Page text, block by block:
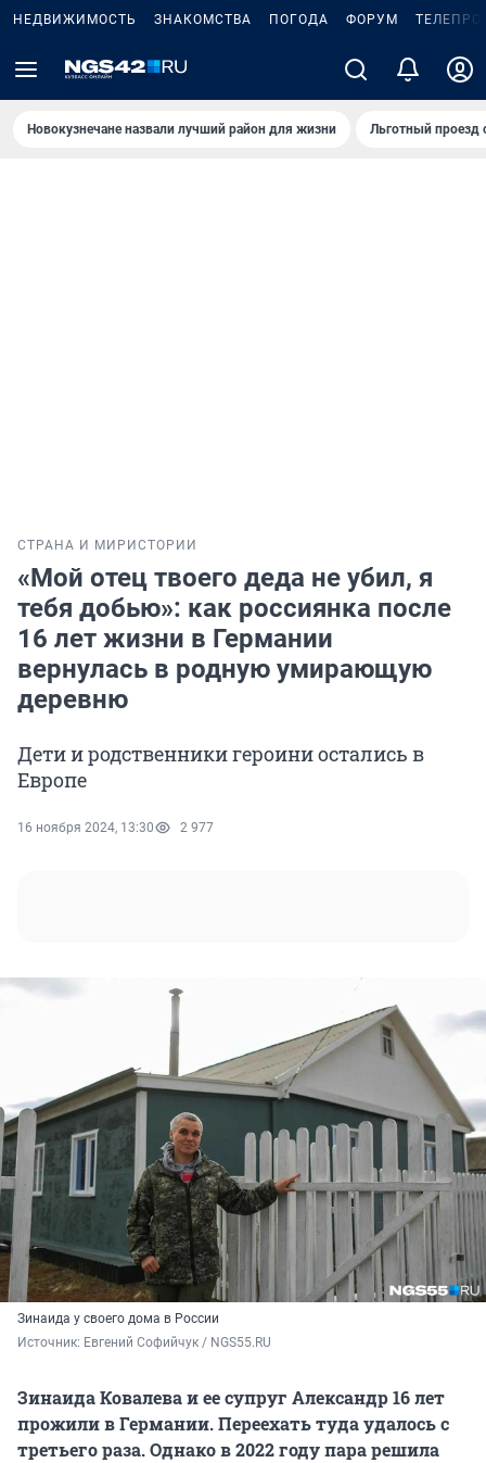
НЕДВИЖИМОСТЬ ЗНАКОМСТВА ПОГОДА ФОРУМ
Новокузнечане назвали лучший район для жизни Льготный проезд
СТРАНА И МИР ИСТОРИИ
«Мой отец твоего деда не убил, я
тебя добью»: как россиянка после
16 лет жизни в Германии
вернулась в родную умирающую
деревню
Дети и родственники героини остались в
Европе
16 ноября 2024, 13:30 2 977
Зинаида у своего дома в России
Источник: Евгений Софийчук / NGS55.RU
Зинаида Ковалева и ее супруг Александр 16 лет
прожили в Германии. Переехать туда удалось с
третьего раза. Однако в 2022 году пара решила